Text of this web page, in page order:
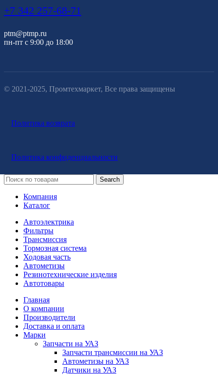
+7 342 257-68-71
ptm@ptmp.ru
пн-пт с 9:00 до 18:00
© 2021-2025, Промтехмаркет, Все права защищены
Политика возврата
Политика конфиденциальности
Search
Компания
Каталог
Автоэлектрика
Фильтры
Трансмиссия
Тормозная система
Ходовая часть
Автометизы
Резинотехнические изделия
Автотовары
Главная
О компании
Производители
Доставка и оплата
Марки
Запчасти на УАЗ
Запчасти трансмиссии на УАЗ
Автометизы на УАЗ
Датчики на УАЗ